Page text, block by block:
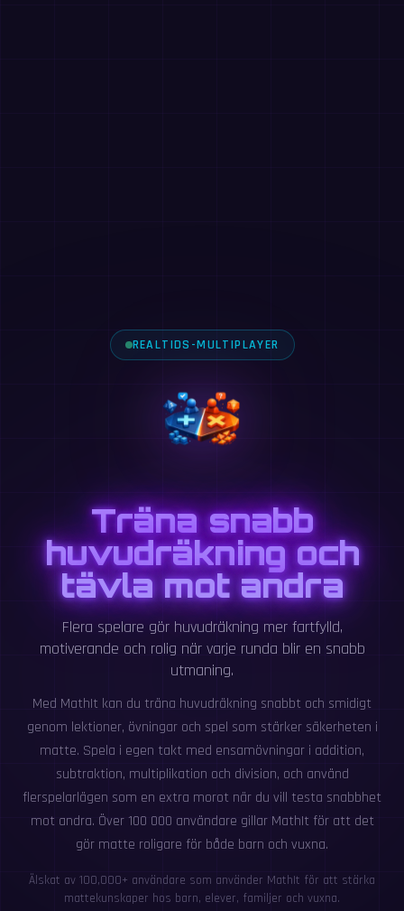
REALTIDS-MULTIPLAYER
Träna snabb
huvudräkning och
tävla mot andra
Flera spelare gör huvudräkning mer fartfylld,
motiverande och rolig när varje runda blir en snabb
utmaning.
Med MathIt kan du träna huvudräkning snabbt och smidigt
genom lektioner, övningar och spel som stärker säkerheten i
matte. Spela i egen takt med ensamövningar i addition,
subtraktion, multiplikation och division, och använd
flerspelarlägen som en extra morot när du vill testa snabbhet
mot andra. Över 100 000 användare gillar MathIt för att det
gör matte roligare för både barn och vuxna.
Älskat av 100,000+ användare som använder MathIt för att stärka
mattekunskaper hos barn, elever, familjer och vuxna.